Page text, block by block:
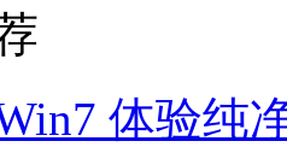
体验纯